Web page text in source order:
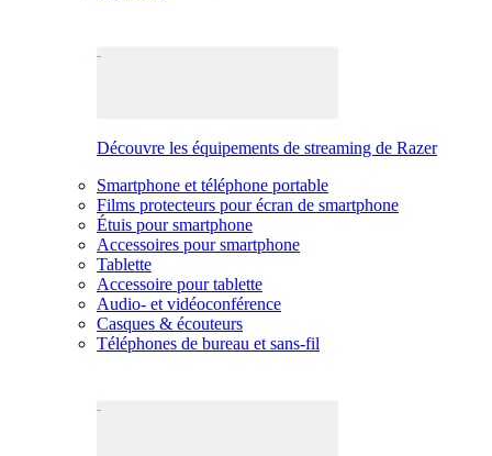
Découvre les équipements de streaming de Razer
Smartphone et téléphone portable
Films protecteurs pour écran de smartphone
Étuis pour smartphone
Accessoires pour smartphone
Tablette
Accessoire pour tablette
Audio- et vidéoconférence
Casques & écouteurs
Téléphones de bureau et sans-fil